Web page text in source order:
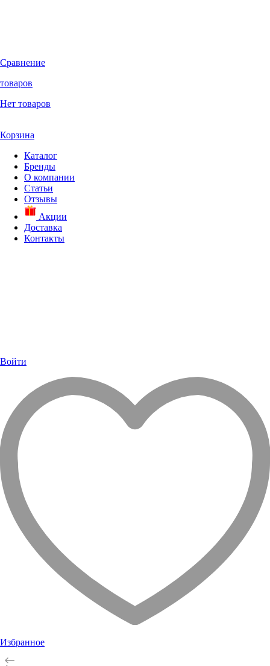
Сравнение
товаров
Нет товаров
Корзина
Каталог
Бренды
О компании
Статьи
Отзывы
Акции
Доставка
Контакты
Войти
Избранное